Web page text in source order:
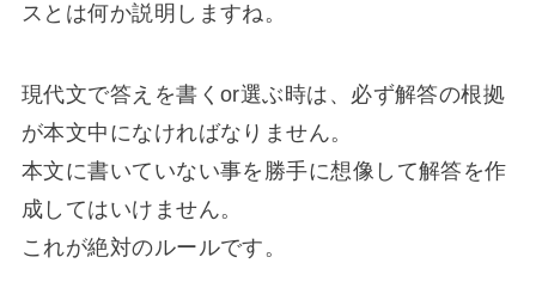
スとは何か説明しますね。
現代文で答えを書くor選ぶ時は、必ず解答の根拠
が本文中になければなりません。
本文に書いていない事を勝手に想像して解答を作
成してはいけません。
これが絶対のルールです。